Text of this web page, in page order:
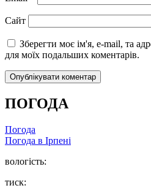
Сайт
Зберегти моє ім'я, e-mail, та
для моїх подальших коментарів.
ПОГОДА
Погода
Погода в Ірпені
вологість:
тиск: